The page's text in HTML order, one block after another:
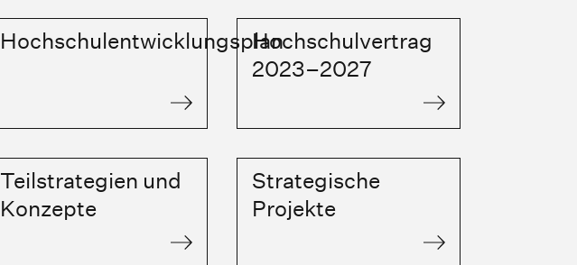
HochschulentwicklungsplanHochschulvertrag
2023–2027
Teilstrategien und
Konzepte
Strategische
Projekte